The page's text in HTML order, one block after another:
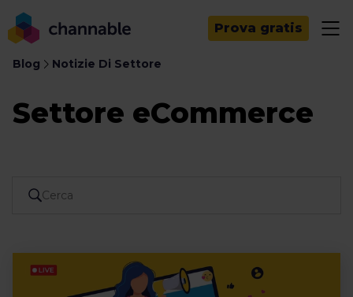
Prova gratis
Blog Notizie Di Settore
Settore eCommerce